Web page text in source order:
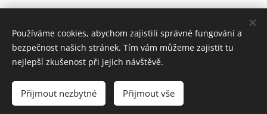
Vrácení zboží
Vytvořeno službou Webnode
Používáme cookies, abychom zajistili správné fungování a
bezpečnost našich stránek. Tím vám můžeme zajistit tu
nejlepší zkušenost při jejich návštěvě.
Přijmout nezbytné Přijmout vše